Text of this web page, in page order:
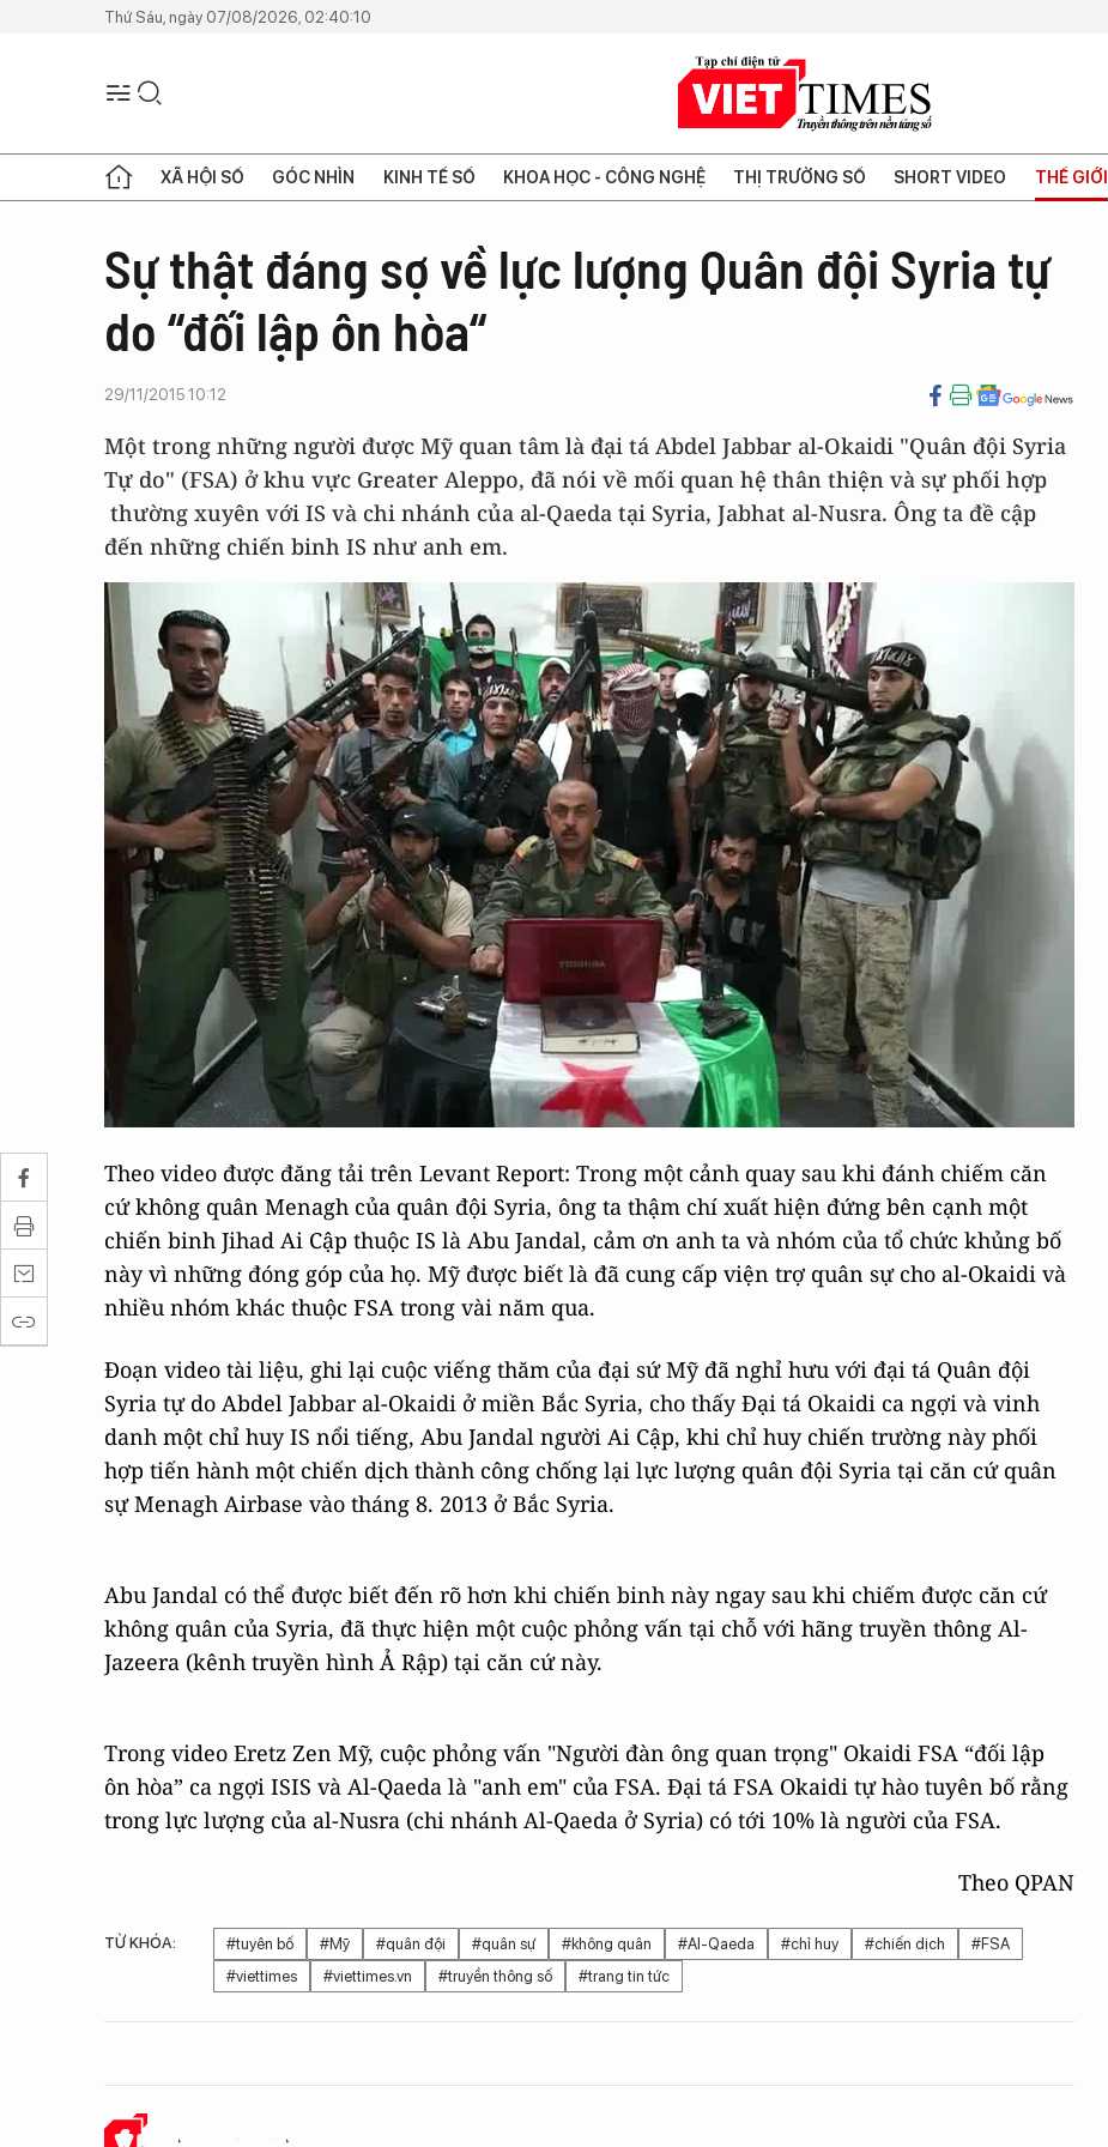
Thứ Sáu, ngày 07/08/2026, 02:40:10
XÃ HỘI SỐ GÓC NHÌN KINH TẾ SỐ KHOA HỌC - CÔNG NGHỆ THỊ TRƯỜNG SỐ SHORT VIDEO THẾ GIỚI
Sự thật đáng sợ về lực lượng Quân đội Syria tự
do “đối lập ôn hòa“
29/11/2015 10:12
Một trong những người được Mỹ quan tâm là đại tá Abdel Jabbar al-Okaidi "Quân đội Syria
Tự do" (FSA) ở khu vực Greater Aleppo, đã nói về mối quan hệ thân thiện và sự phối hợp
thường xuyên với IS và chi nhánh của al-Qaeda tại Syria, Jabhat al-Nusra. Ông ta đề cập
đến những chiến binh IS như anh em.
Theo video được đăng tải trên Levant Report: Trong một cảnh quay sau khi đánh chiếm căn
cứ không quân Menagh của quân đội Syria, ông ta thậm chí xuất hiện đứng bên cạnh một
chiến binh Jihad Ai Cập thuộc IS là Abu Jandal, cảm ơn anh ta và nhóm của tổ chức khủng bố
này vì những đóng góp của họ. Mỹ được biết là đã cung cấp viện trợ quân sự cho al-Okaidi và
nhiều nhóm khác thuộc FSA trong vài năm qua.
Đoạn video tài liệu, ghi lại cuộc viếng thăm của đại sứ Mỹ đã nghỉ hưu với đại tá Quân đội
Syria tự do Abdel Jabbar al-Okaidi ở miền Bắc Syria, cho thấy Đại tá Okaidi ca ngợi và vinh
danh một chỉ huy IS nổi tiếng, Abu Jandal người Ai Cập, khi chỉ huy chiến trường này phối
hợp tiến hành một chiến dịch thành công chống lại lực lượng quân đội Syria tại căn cứ quân
sự Menagh Airbase vào tháng 8. 2013 ở Bắc Syria.
Abu Jandal có thể được biết đến rõ hơn khi chiến binh này ngay sau khi chiếm được căn cứ
không quân của Syria, đã thực hiện một cuộc phỏng vấn tại chỗ với hãng truyền thông Al-
Jazeera (kênh truyền hình Ả Rập) tại căn cứ này.
Trong video Eretz Zen Mỹ, cuộc phỏng vấn "Người đàn ông quan trọng" Okaidi FSA “đối lập
ôn hòa” ca ngợi ISIS và Al-Qaeda là "anh em" của FSA. Đại tá FSA Okaidi tự hào tuyên bố rằng
trong lực lượng của al-Nusra (chi nhánh Al-Qaeda ở Syria) có tới 10% là người của FSA.
Theo QPAN
TỪ KHÓA: #tuyên bố #Mỹ #quân đội #quân sự #không quân #Al-Qaeda #chỉ huy #chiến dịch
#FSA
#viettimes
#viettimes.vn #truyền thông số #trang tin tức